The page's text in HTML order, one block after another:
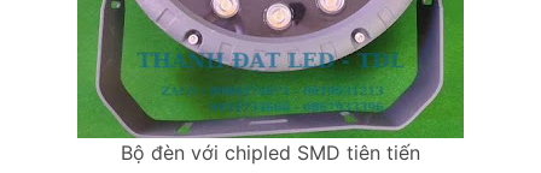
Bộ đèn với chipled SMD tiên tiến